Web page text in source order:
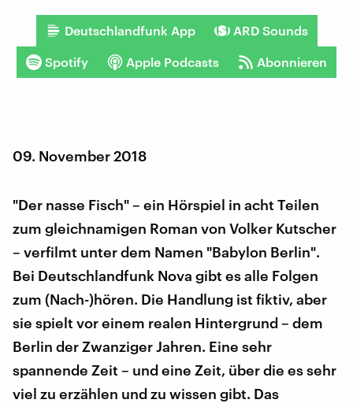
Deutschlandfunk App ARD Sounds
Spotify Apple Podcasts Abonnieren
09. November 2018
"Der nasse Fisch" – ein Hörspiel in acht Teilen
zum gleichnamigen Roman von Volker Kutscher
– verfilmt unter dem Namen "Babylon Berlin".
Bei Deutschlandfunk Nova gibt es alle Folgen
zum (Nach-)hören. Die Handlung ist fiktiv, aber
sie spielt vor einem realen Hintergrund – dem
Berlin der Zwanziger Jahren. Eine sehr
spannende Zeit – und eine Zeit, über die es sehr
viel zu erzählen und zu wissen gibt. Das